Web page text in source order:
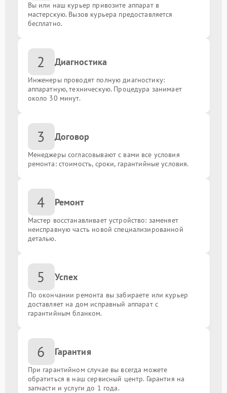
Замена материнской платы
Замена разъемов (HDMI, DVI, DisplayPort) от 600.00 ₽
Замена жестких дисков (SSD, HDD)
Замена USB порта
Замена звуковой карты от 700.00 ₽
Замена кулера
Замена микрофона от 600.00 ₽
Замена оперативной памяти
Замена шлейфа
Замена матрицы
Замена аккумулятора от 1200.00 ₽
Ремонт блока питания
Ремонт гнезда зарядки
Вы или наш курьер привозите аппарат в
мастерскую. Вызов курьера предоставляется
бесплатно.
2 Диагностика
Инженеры проводят полную диагностику:
аппаратную, техническую. Процедура занимает
около 30 минут.
3 Договор
Менеджеры согласовывают с вами все условия
ремонта: стоимость, сроки, гарантийные условия.
4 Ремонт
Мастер восстанавливает устройство: заменяет
неисправную часть новой специализированной
деталью.
5 Успех
По окончании ремонта вы забираете или курьер
доставляет на дом исправный аппарат с
гарантийным бланком.
6 Гарантия
При гарантийном случае вы всегда можете
обратиться в наш сервисный центр. Гарантия на
запчасти и услуги до 1 года.